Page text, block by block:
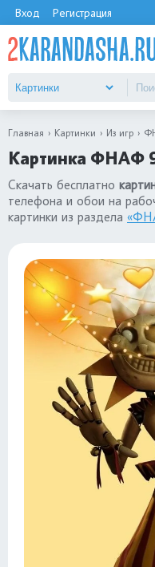
Вход Регистрация
Главная Картинки Из игр
Картинка ФНАФ
Скачать бесплатно
телефона и обои на
картинки из раздела